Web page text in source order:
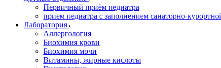
Первичный приём педиатра
прием педиатра с заполнением санаторно-
Лаборатория
Аллергология
Биохимия крови
Биохимия мочи
Витамины, жирные кислоты